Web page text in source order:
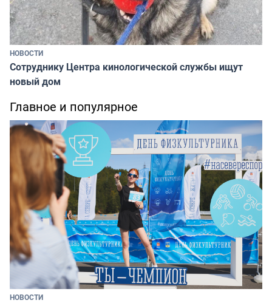
НОВОСТИ
Сотруднику Центра кинологической службы ищут
новый дом
Главное и популярное
НОВОСТИ